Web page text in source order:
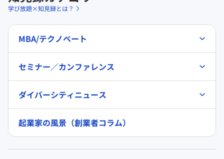
学び放題×知見録とは？
MBA/テクノベート
セミナー／カンファレンス
ダイバーシティニュース
起業家の風景（創業者コラム）